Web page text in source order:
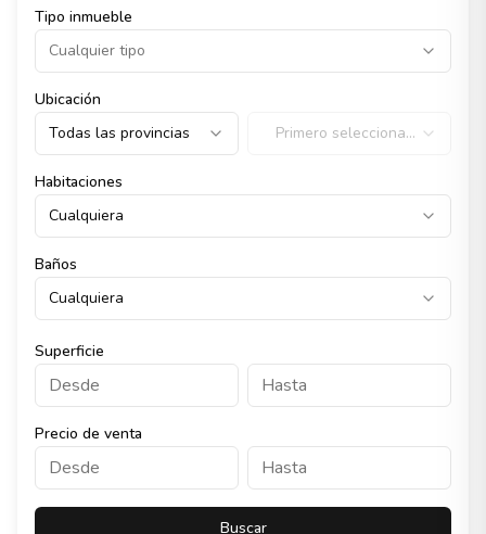
Tipo inmueble
Cualquier tipo
Ubicación
Todas las provincias
Primero selecciona
Habitaciones
Cualquiera
Baños
Cualquiera
Superficie
Precio de venta
Buscar